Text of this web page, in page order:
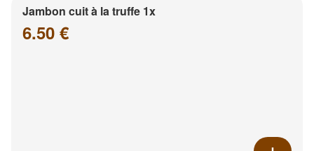
Jambon cuit à la truffe 1x
6.50 €